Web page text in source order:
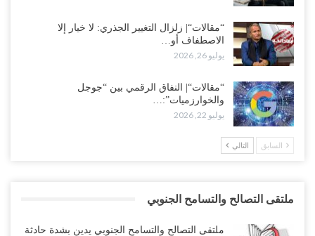
“مقالات“| زلزال التغيير الجذري: لا خيار إلا
الاصطفاف أو…
يوليو 26, 2026
“مقالات“| النفاق الرقمي بين “جوجل
والخوارزميات”:…
يوليو 22, 2026
السابق التالي
ملتقى التصالح والتسامح الجنوبي
ملتقى التصالح والتسامح الجنوبي يدين بشدة حادثة